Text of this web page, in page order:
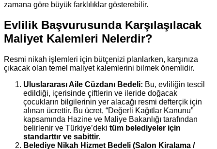
zamana göre büyük farklılıklar gösterebilir.
Evlilik Başvurusunda Karşılaşılacak
Maliyet Kalemleri Nelerdir?
Resmi nikah işlemleri için bütçenizi planlarken, karşınıza
çıkacak olan temel maliyet kalemlerini bilmek önemlidir.
Uluslararası Aile Cüzdanı Bedeli: Bu, evliliğin tescil
edildiği, içerisinde çiftlerin ve ileride doğacak
çocukların bilgilerinin yer alacağı resmi defterçik için
alınan ücrettir. Bu ücret, “Değerli Kağıtlar Kanunu”
kapsamında Hazine ve Maliye Bakanlığı tarafından
belirlenir ve Türkiye’deki tüm belediyeler için
standarttır ve sabittir.
Belediye Nikah Hizmet Bedeli (Salon Kiralama /